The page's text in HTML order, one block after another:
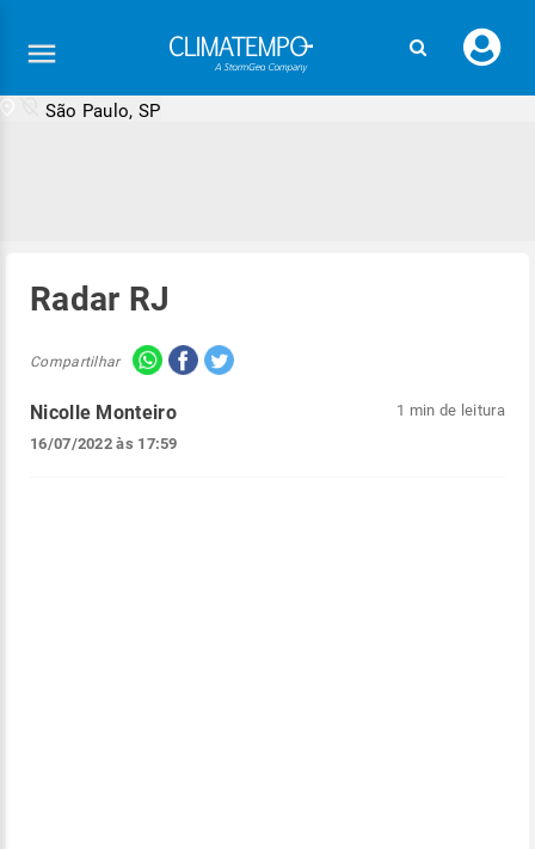
seu
São Paulo, SP
Radar RJ
Compartilhar
Nicolle Monteiro
16/07/2022 às 17:59
1 min de leitura